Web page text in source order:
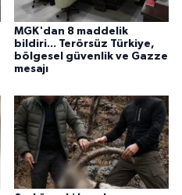
MGK'dan 8 maddelik
bildiri... Terörsüz Türkiye,
bölgesel güvenlik ve Gazze
mesajı